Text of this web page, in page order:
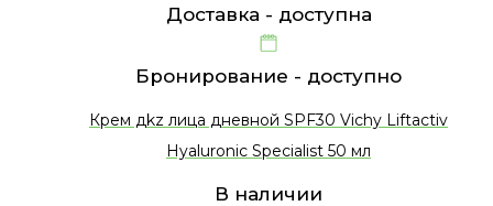
Доставка - доступна
Бронирование - доступно
Крем дkz лица дневной SPF30 Vichy Liftactiv
Hyaluronic Specialist 50 мл
В наличии